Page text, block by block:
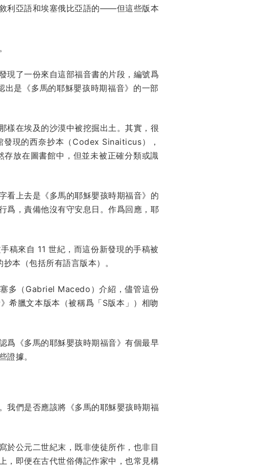
利亞語和埃塞俄比亞語的——但這些版本
現了一份來自這部福音書的片段，編號爲
出是《多馬的耶穌嬰孩時期福音》的一部
樣在埃及的沙漠中被挖掘出土。其實，很
發現的西奈抄本（Codex Sinaiticus），
放在圖書館中，但並未被正確分類或識
看上去是《多馬的耶穌嬰孩時期福音》的
爲，責備他沒有守安息日。作爲回應，耶
稿來自 11 世紀，而這份新發現的手稿被
本（包括所有語言版本）。
多（Gabriel Macedo）介紹，儘管這份
希臘文本版本（被稱爲「S版本」）相吻
爲《多馬的耶穌嬰孩時期福音》有個最早
證據。
我們是否應該將《多馬的耶穌嬰孩時期福
於公元二世紀末，既非使徒所作，也非目
，即便在古代世俗傳記作家中，也常見構